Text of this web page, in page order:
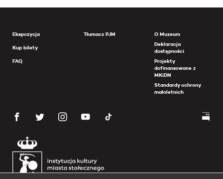
Ekspozycja
Kup bilety
FAQ
Tłumacz PJM
O Muzeum
Deklaracja
dostępności
Projekty
dofinansowane z
MKiDN
Standardy ochrony
małoletnich